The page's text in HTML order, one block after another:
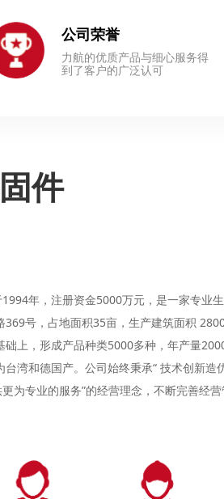
公司荣誉
力航的优质产品与细心服务得
到了客户的广泛认可
件
年，注册资金5000万元，是一家专业
号，占地面积35亩，生产建筑面积
上，形成产品种类5000多种，年产量
湾和德国产。公司始终秉承“ 技术创新造
为专业的服务”的经营理念，不断完善经营